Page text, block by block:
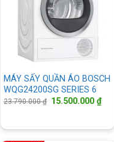
MÁY SẤY QUẦN ÁO BOSCH
WQG24200SG SERIES 6
23.790.000₫ Giá
15.500.000₫Giá
hiện